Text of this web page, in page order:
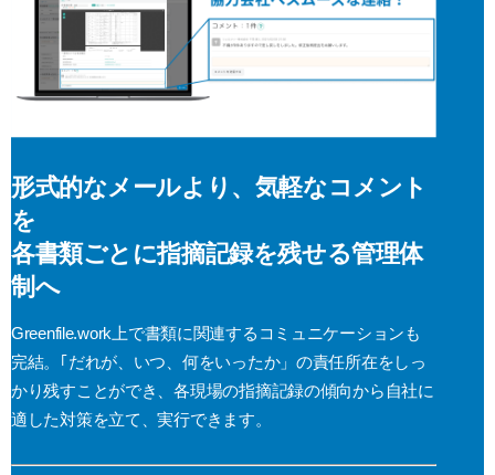
形式的なメールより、気軽なコメント
を
各書類ごとに指摘記録を残せる管理体
制へ
Greenfile.work上で書類に関連するコミュニケーションも
完結。｢だれが、いつ、何をいったか」の責任所在をしっ
かり残すことができ、各現場の指摘記録の傾向から自社に
適した対策を立て、実行できます。